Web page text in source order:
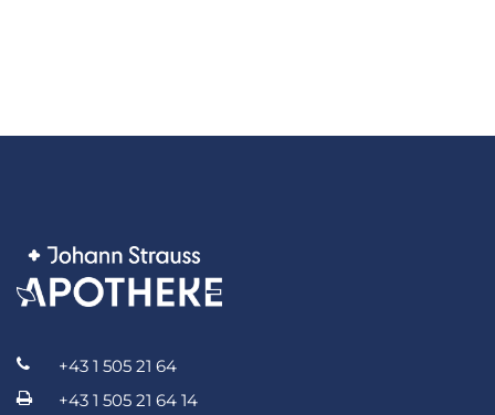
+43 1 505 21 64
+43 1 505 21 64 14